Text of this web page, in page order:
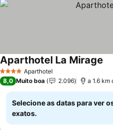
4 EstrelasAparthotel
Aparthotel La Mirage
8,0 Muito boa 2.096 a 1.6 km
Selecione as datas para ver
exatos.